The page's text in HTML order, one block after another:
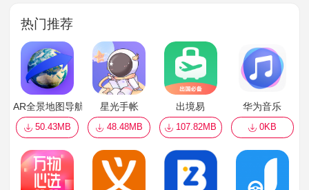
热门推荐
AR全景地图导航
50.43MB
星光手帐
48.48MB
出境易
107.82MB
华为音乐
0KB